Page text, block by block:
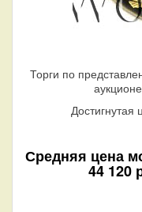
Торги по
Достигнутая
Средняя цена
44 120